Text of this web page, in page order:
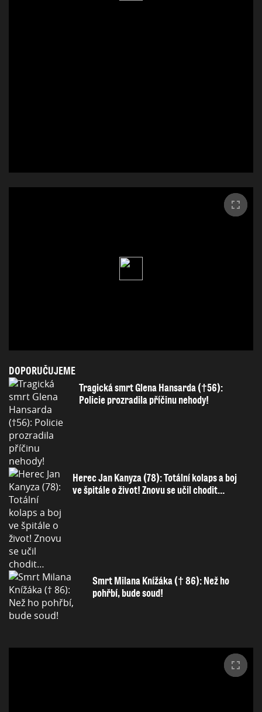
DOPORUČUJEME
Tragická smrt Glena Hansarda (†56):
Policie prozradila příčinu nehody!
Herec Jan Kanyza (78): Totální kolaps a boj
ve špitále o život! Znovu se učil chodit…
Smrt Milana Knížáka († 86): Než ho
pohřbí, bude soud!